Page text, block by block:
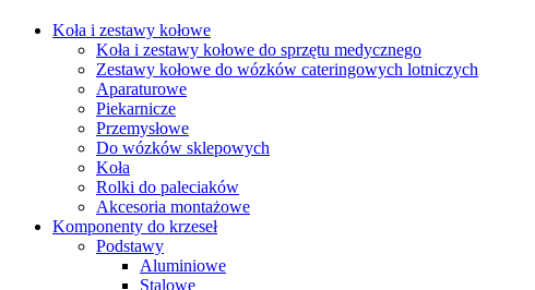
Koła i zestawy kołowe
Koła i zestawy kołowe do sprzętu medycznego
Zestawy kołowe do wózków cateringowych lotniczych
Aparaturowe
Piekarnicze
Przemysłowe
Do wózków sklepowych
Koła
Rolki do paleciaków
Akcesoria montażowe
Komponenty do krzeseł
Podstawy
Aluminiowe
Stalowe